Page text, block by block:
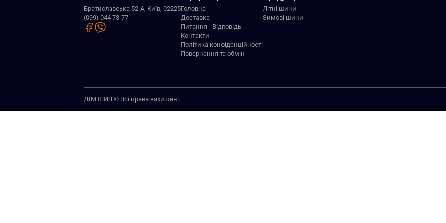
Братиславська 52-А, Київ, 02225
(099) 044-73-77
Головна
Доставка
Питання - Відповідь
Контакти
Політика конфіденційності
Повернення та обмін
Літні шини
Зимові шини
ДІМ ШИН © Всі права захищені.